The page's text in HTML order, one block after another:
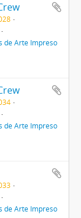
de Arte Impreso
de Arte Impreso
de Arte Impreso